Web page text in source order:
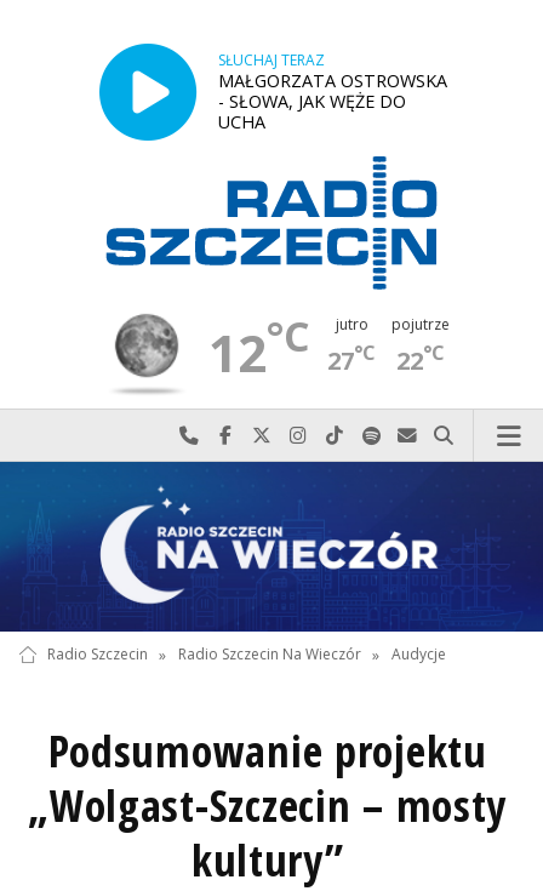
SŁUCHAJ TERAZ
MAŁGORZATA OSTROWSKA
- SŁOWA, JAK WĘŻE DO
UCHA
12°C jutro
27°C
pojutrze
22°C
Najlepiej po prostu do nas zadzwoń
Odwiedź nas na Facebook-u
Odwiedź nas na X
Odwiedź nas na Instagram-ie
Odwiedź nas na TikTok-u
Szukaj nas na Spotify
Wyślij do nas
Szukaj
Radio Szczecin » Radio Szczecin Na Wieczór » Audycje
Podsumowanie projektu
„Wolgast-Szczecin – mosty
kultury”